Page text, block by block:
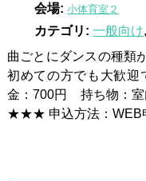
会場: 小体育室２
カテゴリ: 一般向け
曲ごとにダンスの種類
初めての方でも大歓
金：700円 持ち物：室
★★★ 申込方法：WEB